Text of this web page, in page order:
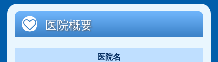
医院概要
医院名